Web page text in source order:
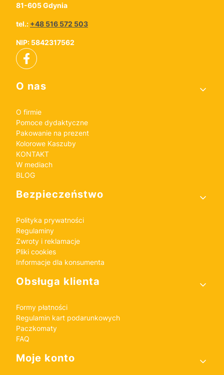
81-605 Gdynia
tel.: +48 516 572 503
NIP: 5842317562
Linki w stopce
O nas
O firmie
Pomoce dydaktyczne
Pakowanie na prezent
Kolorowe Kaszuby
KONTAKT
W mediach
BLOG
Bezpieczeństwo
Polityka prywatności
Regulaminy
Zwroty i reklamacje
Pliki cookies
Informacje dla konsumenta
Obsługa klienta
Formy płatności
Regulamin kart podarunkowych
Paczkomaty
FAQ
Moje konto